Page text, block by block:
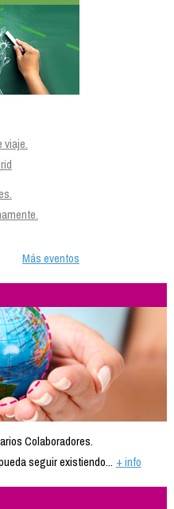
viaje.
Más eventos
Colaboradores.
seguir existiendo... + info